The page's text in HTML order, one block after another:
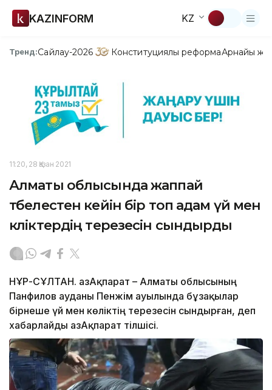
KAZINFORM KZ
Тренд:Сайлау-2026 Конституциялық реформаАрнайы
11:20, 28 Қазан 2021
Алматы облысында жаппай
төбелестен кейін бір топ адам үй мен
көліктердің терезесін сындырды
НҰР-СҰЛТАН. ҚазАқпарат – Алматы облысының
Панфилов ауданы Пенжім ауылында бұзақылар
бірнеше үй мен көліктің терезесін сындырған, деп
хабарлайды ҚазАқпарат тілшісі.